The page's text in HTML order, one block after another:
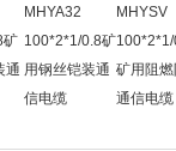
矿
通
MHYA32
100*2*1/0.8矿
用钢丝铠装通
信电缆
MHYSV
矿用阻
通信电缆